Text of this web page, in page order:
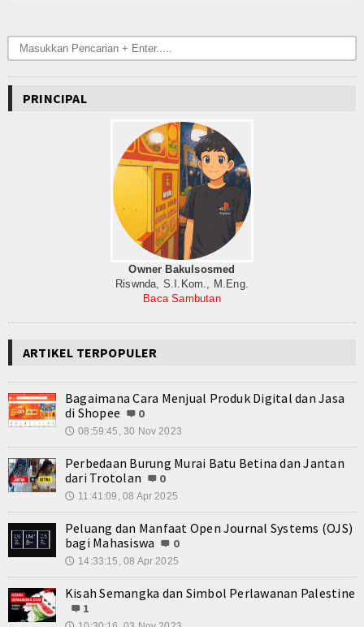
PRINCIPAL
Owner Bakulsosmed
Riswnda, S.I.Kom., M.Eng.
Baca Sambutan
ARTIKEL TERPOPULER
Bagaimana Cara Menjual Produk Digital dan Jasa
di Shopee
0
🕔 08:59:45, 30 Nov 2023
Perbedaan Burung Murai Batu Betina dan Jantan
dari Trotolan
0
🕔 11:41:09, 08 Apr 2025
Peluang dan Manfaat Open Journal Systems (OJS)
bagi Mahasiswa
0
🕔 14:33:15, 08 Apr 2025
Kisah Semangka dan Simbol Perlawanan Palestine
1